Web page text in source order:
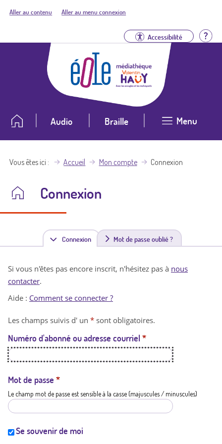
Aller au contenu Aller au menu connexion
Accessibilité
Audio Braille Menu
Vous êtes ici Accueil Mon compte Connexion
Connexion
Connexion(
n
t
a
t
i
Mot de passe oublié ?
Si vous n'êtes pas encore inscrit, n'hésitez pas à nous
contacter.
Aide : Comment se connecter ?
Les champs suivis d' un * sont obligatoires.
Numéro d'abonné ou adresse courriel *
Mot de passe *
Le champ mot de passe est sensible à la casse (majuscules / minuscules)
Se souvenir de moi